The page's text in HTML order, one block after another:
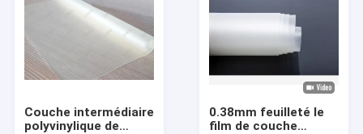
Couche intermédiaire
polyvinylique de
0.38mm feuilleté le
film de couche